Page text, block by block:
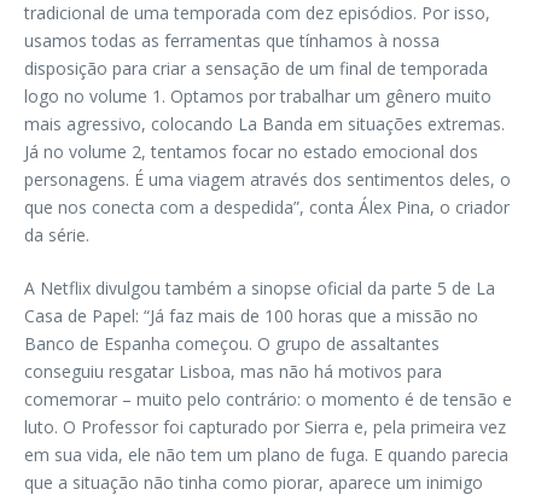
tradicional de uma temporada com dez episódios. Por isso,
usamos todas as ferramentas que tínhamos à nossa
disposição para criar a sensação de um final de temporada
logo no volume 1. Optamos por trabalhar um gênero muito
mais agressivo, colocando La Banda em situações extremas.
Já no volume 2, tentamos focar no estado emocional dos
personagens. É uma viagem através dos sentimentos deles, o
que nos conecta com a despedida”, conta Álex Pina, o criador
da série.
A Netflix divulgou também a sinopse oficial da parte 5 de La
Casa de Papel: “Já faz mais de 100 horas que a missão no
Banco de Espanha começou. O grupo de assaltantes
conseguiu resgatar Lisboa, mas não há motivos para
comemorar – muito pelo contrário: o momento é de tensão e
luto. O Professor foi capturado por Sierra e, pela primeira vez
em sua vida, ele não tem um plano de fuga. E quando parecia
que a situação não tinha como piorar, aparece um inimigo